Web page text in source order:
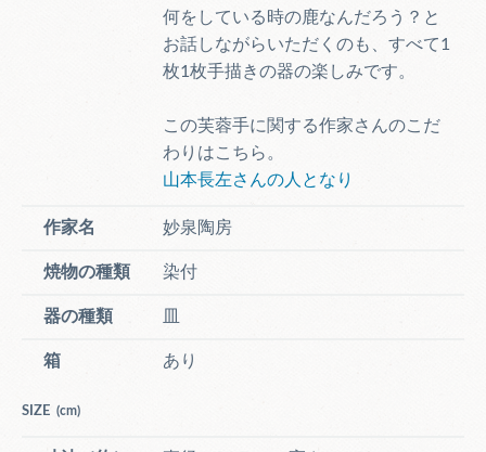
何をしている時の鹿なんだろう？と
お話しながらいただくのも、すべて1
枚1枚手描きの器の楽しみです。
この芙蓉手に関する作家さんのこだ
わりはこちら。
山本長左さんの人となり
作家名 妙泉陶房
焼物の種類 染付
器の種類
箱 あり
SIZE (cm)